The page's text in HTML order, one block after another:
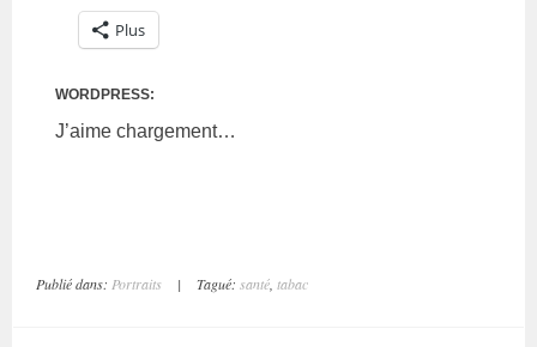
Plus
WORDPRESS:
J’aime chargement…
Publié dans: Portraits | Tagué:santé ,tabac